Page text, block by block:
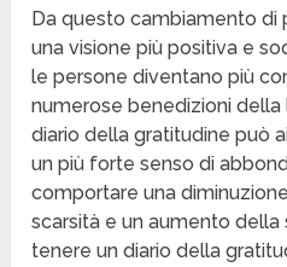
Da questo cambiamento di
una visione più positiva e
le persone diventano più
numerose benedizioni della
diario della gratitudine può
un più forte senso di
comportare una
scarsità e un aumento
tenere un diario della